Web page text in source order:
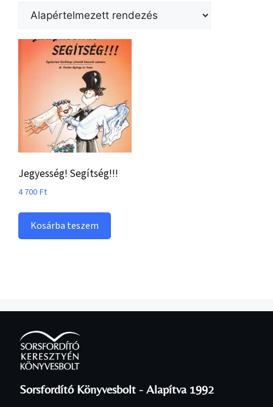
Jegyesség! Segítség!!!
4 700Ft
Kosárba teszem
Sorsfordító Könyvesbolt - Alapítva 1992